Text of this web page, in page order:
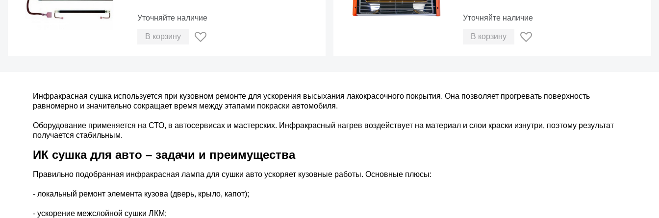
Уточняйте наличие
В корзину
Уточняйте наличие
В корзину
Инфракрасная сушка используется при кузовном ремонте для ускорения высыхания лакокрасочного покрытия. Она позволяет прогревать поверхность
равномерно и значительно сокращает время между этапами покраски автомобиля.
Оборудование применяется на СТО, в автосервисах и мастерских. Инфракрасный нагрев воздействует на материал и слои краски изнутри, поэтому результат
получается стабильным.
ИК сушка для авто – задачи и преимущества
Правильно подобранная инфракрасная лампа для сушки авто ускоряет кузовные работы. Основные плюсы:
- локальный ремонт элемента кузова (дверь, крыло, капот);
- ускорение межслойной сушки ЛКМ;